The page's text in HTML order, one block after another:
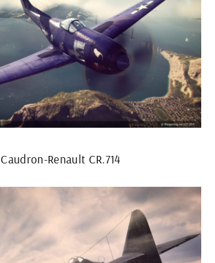
Caudron-Renault CR.714